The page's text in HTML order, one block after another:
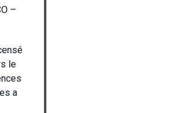
–
le
a